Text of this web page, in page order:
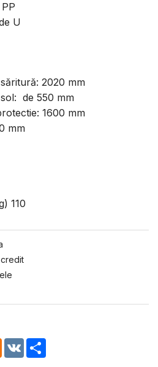
U
2020 mm
de 550 mm
1600 mm
mm
110
Odnoklassniki
VK